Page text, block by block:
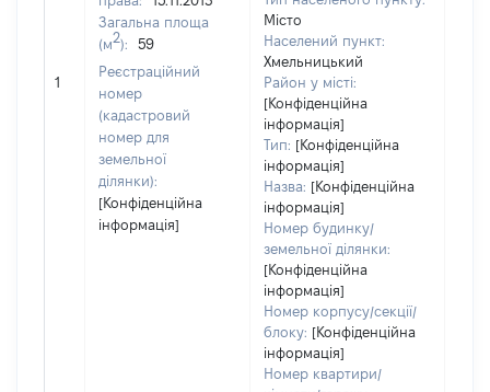
1
Загальна площа
(м2):
59
Реєстраційний
номер
(кадастровий
номер для
земельної
ділянки):
[Конфіденційна
інформація]
Місто
Населений пункт:
Хмельницький
Район у місті:
[Конфіденційна
інформація]
Тип: [Конфіденційна
інформація]
Назва: [Конфіденційна
інформація]
Номер будинку/
земельної ділянки:
[Конфіденційна
інформація]
Номер корпусу/секції/
блоку: [Конфіденційна
інформація]
Номер квартири/